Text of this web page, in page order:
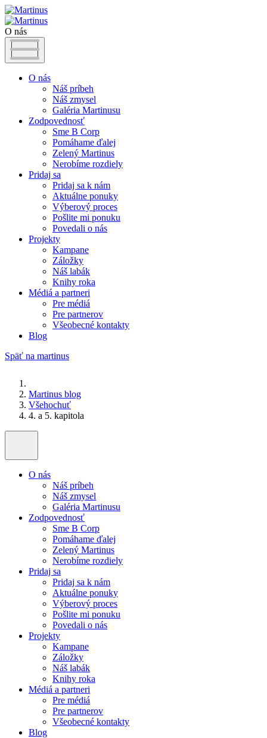
O nás
O nás
Náš príbeh
Náš zmysel
Galéria Martinusu
Zodpovednosť
Sme B Corp
Pomáhame ďalej
Zelený Martinus
Nerobíme rozdiely
Pridaj sa
Pridaj sa k nám
Aktuálne ponuky
Výberový proces
Pošlite mi ponuku
Povedali o nás
Projekty
Kampane
Záložky
Náš labák
Knihy roka
Médiá a partneri
Pre médiá
Pre partnerov
Všeobecné kontakty
Blog
Späť na martinus
Martinus blog
Všehochuť
4. a 5. kapitola
O nás
Náš príbeh
Náš zmysel
Galéria Martinusu
Zodpovednosť
Sme B Corp
Pomáhame ďalej
Zelený Martinus
Nerobíme rozdiely
Pridaj sa
Pridaj sa k nám
Aktuálne ponuky
Výberový proces
Pošlite mi ponuku
Povedali o nás
Projekty
Kampane
Záložky
Náš labák
Knihy roka
Médiá a partneri
Pre médiá
Pre partnerov
Všeobecné kontakty
Blog